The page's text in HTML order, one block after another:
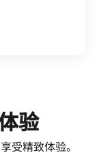
New Tab
验
受精致体验。